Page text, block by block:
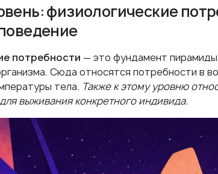
физиологические
потребности — это фундамент
Сюда относятся потребности в
тела. Также к этому уровню
выживания конкретного индивида.